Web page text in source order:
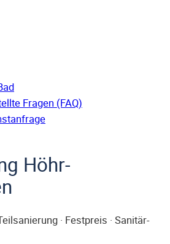
Fragen (FAQ)
Höhr-
· Festpreis · Sanitär-